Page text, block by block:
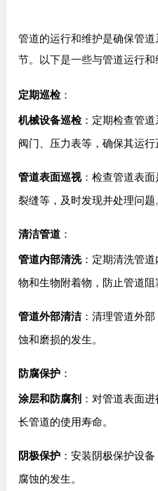
管道的运行和维护是确保管
节。以下是一些与管道运行和
定期巡检：
机械设备巡检：定期检查管道
阀门、压力表等，确保其运行
管道表面巡视：检查管道表面
裂缝等，及时发现并处理问题
清洁管道 ：
管道内部清洗：定期清洗管
物和生物附着物，防止管道阻
管道外部清洁：清理管道外
蚀和磨损的发生。
防腐保护 ：
涂层和防腐剂 ：对管道表面
长管道的使用寿命。
阴极保护 ：安装阴极保护设
腐蚀的发生。